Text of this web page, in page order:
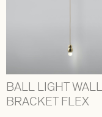
BALL LIGHT WALL
BRACKET FLEX